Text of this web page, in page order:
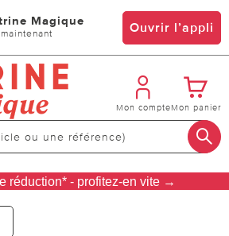
Magique Ouvrir l’appli
Mon compteMon panier
réduction* - profitez-en vite →